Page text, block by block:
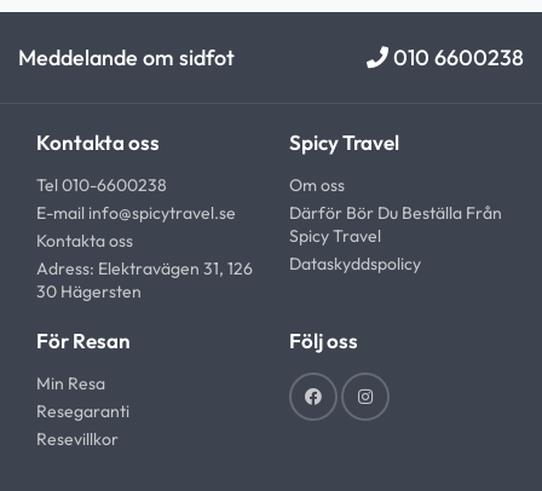
Meddelande om sidfot 010 6600238
Kontakta oss
Tel 010-6600238
E-mail info@spicytravel.se
Kontakta oss
Adress: Elektravägen 31, 126
30 Hägersten
Spicy Travel
Om oss
Därför Bör Du Beställa Från
Spicy Travel
Dataskyddspolicy
För Resan
Min Resa
Resegaranti
Resevillkor
Följ oss